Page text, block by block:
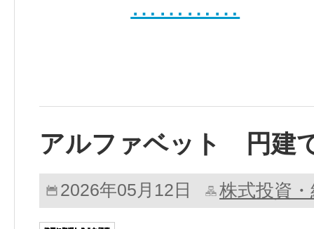
アルファベット 円建
2026年05月12日 株式投資